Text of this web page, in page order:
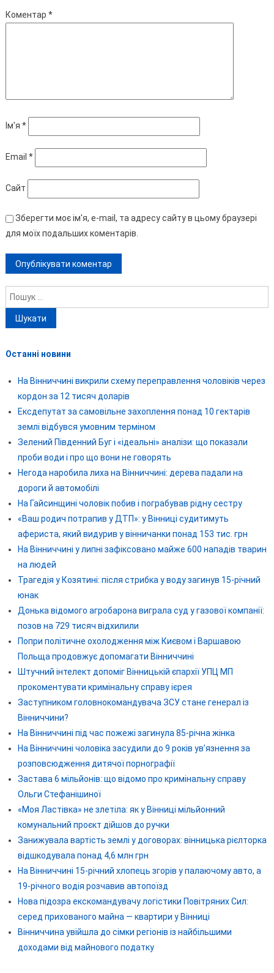
Коментар *
Ім'я *
Email *
Сайт
Зберегти моє ім'я, e-mail, та адресу сайту в цьому браузері
для моїх подальших коментарів.
Пошук:
Останні новини
На Вінниччині викрили схему переправлення чоловіків через
кордон за 12 тисяч доларів
Ексдепутат за самовільне захоплення понад 10 гектарів
землі відбувся умовним терміном
Зелений Південний Буг і «ідеальні» аналізи: що показали
проби води і про що вони не говорять
Негода наробила лиха на Вінниччині: дерева падали на
дороги й автомобілі
На Гайсинщині чоловік побив і пограбував рідну сестру
«Ваш родич потрапив у ДТП»: у Вінниці судитимуть
афериста, який видурив у вінничанки понад 153 тис. грн
На Вінниччині у липні зафіксовано майже 600 нападів тварин
на людей
Трагедія у Козятині: після стрибка у воду загинув 15-річний
юнак
Донька відомого агробарона виграла суд у газової компанії:
позов на 729 тисяч відхилили
Попри політичне охолодження між Києвом і Варшавою
Польща продовжує допомагати Вінниччині
Штучний інтелект допоміг Вінницькій єпархії УПЦ МП
прокоментувати кримінальну справу ієрея
Заступником головнокомандувача ЗСУ стане генерал із
Вінниччини?
На Вінниччині під час пожежі загинула 85-річна жінка
На Вінниччині чоловіка засудили до 9 років ув’язнення за
розповсюдження дитячої порнографії
Застава 6 мільйонів: що відомо про кримінальну справу
Ольги Стефанішиної
«Моя Ластівка» не злетіла: як у Вінниці мільйонний
комунальний проєкт дійшов до ручки
Занижувала вартість землі у договорах: вінницька рієлторка
відшкодувала понад 4,6 млн грн
На Вінниччині 15-річний хлопець згорів у палаючому авто, а
19-річного водія розчавив автопоїзд
Нова підозра екскомандувачу логістики Повітряних Сил:
серед прихованого майна — квартири у Вінниці
Вінниччина увійшла до сімки регіонів із найбільшими
доходами від майнового податку